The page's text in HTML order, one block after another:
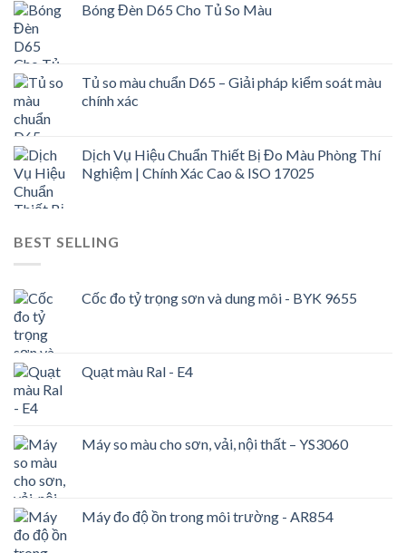
Bóng Đèn D65 Cho Tủ So Màu
Tủ so màu chuẩn D65 – Giải pháp kiểm soát màu
chính xác
Dịch Vụ Hiệu Chuẩn Thiết Bị Đo Màu Phòng Thí
Nghiệm | Chính Xác Cao & ISO 17025
BEST SELLING
Cốc đo tỷ trọng sơn và dung môi - BYK 9655
Quạt màu Ral - E4
Máy so màu cho sơn, vải, nội thất – YS3060
Máy đo độ ồn trong môi trường - AR854